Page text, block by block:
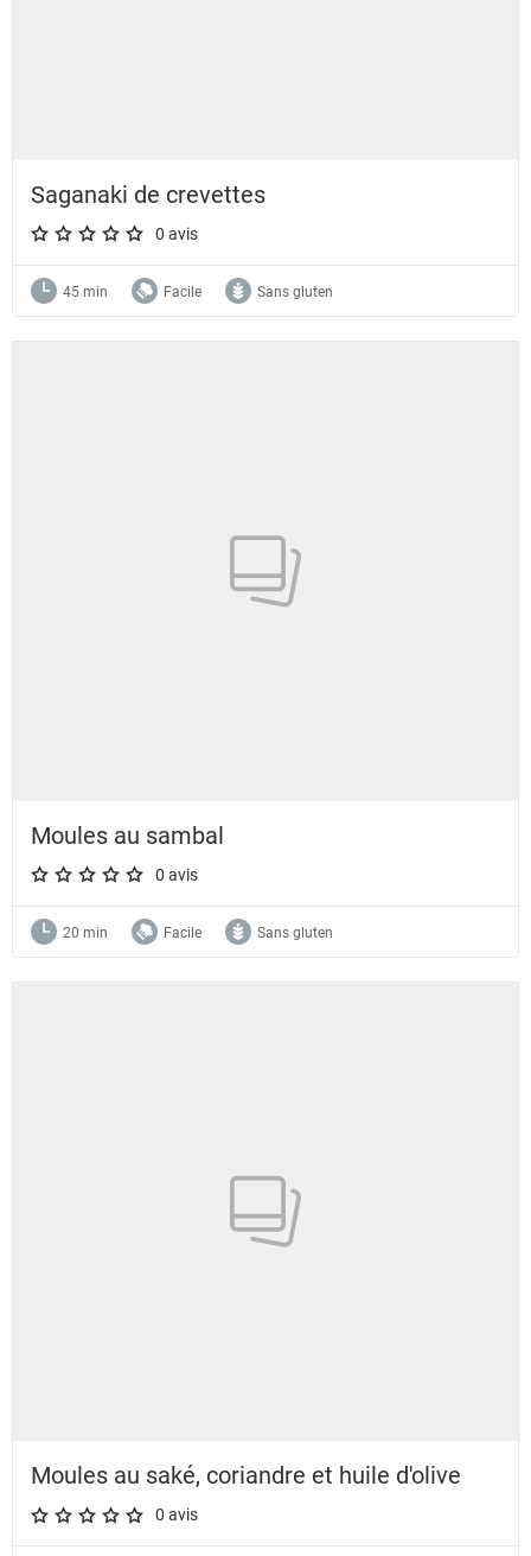
Saganaki de crevettes
A star rating of 0 out of 5.
0 avis
45 min Facile Sans gluten
Moules au sambal
A star rating of 0 out of 5.
0 avis
20 min Facile Sans gluten
Moules au saké, coriandre et huile d'olive
A star rating of 0 out of 5.
0 avis